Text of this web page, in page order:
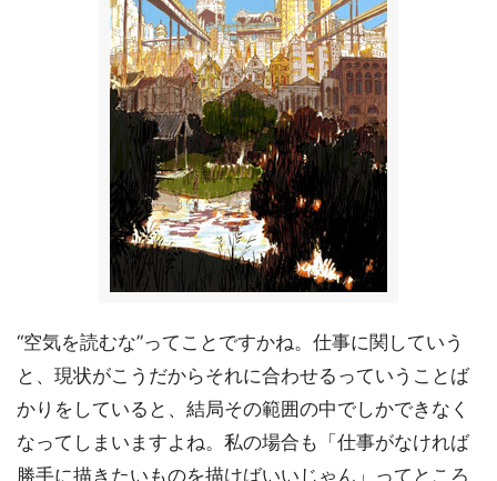
“空気を読むな”ってことですかね。仕事に関していう
と、現状がこうだからそれに合わせるっていうことば
かりをしていると、結局その範囲の中でしかできなく
なってしまいますよね。私の場合も「仕事がなければ
勝手に描きたいものを描けばいいじゃん」ってところ